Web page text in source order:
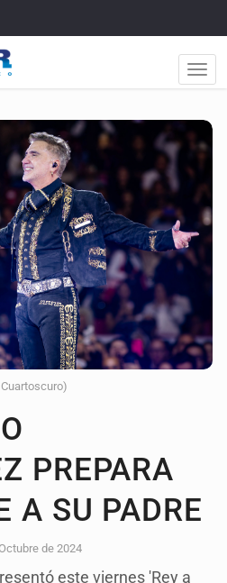
PREPARA
A SU PADRE
de 2024
este viernes 'Rey a